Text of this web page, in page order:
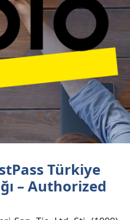
Türkiye
– Authorized